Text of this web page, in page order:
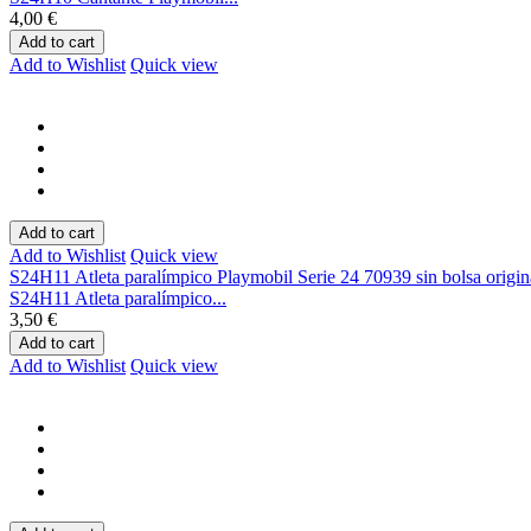
4,00 €
Add to cart
Add to Wishlist Quick view
Add to cart
Add to Wishlist Quick view
S24H11 Atleta paralímpico Playmobil Serie 24 70939 sin bolsa
S24H11 Atleta paralímpico...
3,50 €
Add to cart
Add to Wishlist Quick view